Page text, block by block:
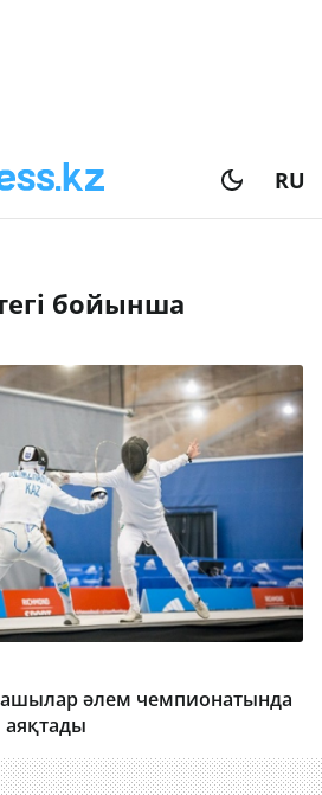
RU
бойынша
әлем чемпионатында